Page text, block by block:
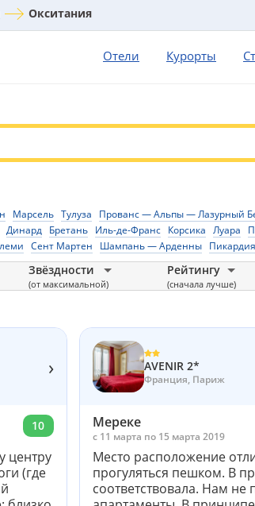
Окситания
Отели Курорты
Марсель Тулуза Прованс — Альпы — Лазурный
Динард Бретань Иль-де-Франс Корсика Луара
Сент Мартен Шампань — Арденны Пикардия
Звёздности
(от максимальной)
Рейтингу
(сначала лучше)
›
10
центру
(где
AVENIR 2*
Франция, Париж
Мереке
c 11 марта по 15 марта 2019
Место расположение
прогуляться пешком. В
соответствовала. Нам